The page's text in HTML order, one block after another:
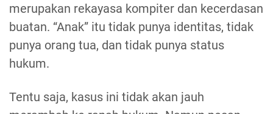
merupakan rekayasa kompiter dan kecerdasan
buatan. “Anak” itu tidak punya identitas, tidak
punya orang tua, dan tidak punya status
hukum.
Tentu saja, kasus ini tidak akan jauh